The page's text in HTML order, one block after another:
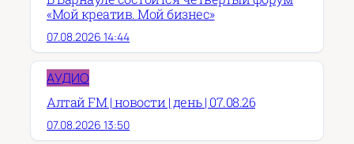
«Мой креатив. Мой бизнес»
07.08.2026 14:44
АУДИО
Алтай FM | новости | день | 07.08.26
07.08.2026 13:50